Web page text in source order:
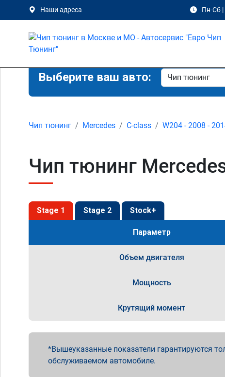
Наши адреса Пн-Сб |
Выберите ваш авто:
Чип тюнинг Mercedes C-class W204 - 2008 -
Чип тюнинг
Stage 1 Stage 2 Stock+
Параметр
Объем двигателя
Мощность
Крутящий момент
Вышеуказанные показатели гарантируются
обслуживаемом автомобиле.